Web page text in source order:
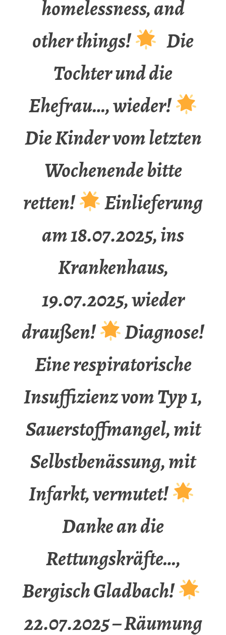
homelessness, and
other things!
Die
Tochter und die
Ehefrau…, wieder!
Die Kinder vom letzten
Wochenende bitte
retten!
Einlieferung
am 18.07.2025, ins
Krankenhaus,
19.07.2025, wieder
draußen!
Diagnose!
Eine respiratorische
Insuffizienz vom Typ 1,
Sauerstoffmangel, mit
Selbstbenässung, mit
Infarkt, vermutet!
Danke an die
Rettungskräfte…,
Bergisch Gladbach!
22.07.2025 – Räumung